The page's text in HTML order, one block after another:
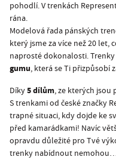
pohodlí. V trenkách
rána.
Modelová řada pánských
který jsme za více než 20 let,
naprosté dokonalosti. Trenky
gumu, která se Ti přizpůsobí
Díky5 dílům, ze kterých jsou
S trenkami od české značky
trapné situaci, kdy dojde ke
před kamarádkami! Navíc
opravdu důležité pro Tvé
trenky nabídnout